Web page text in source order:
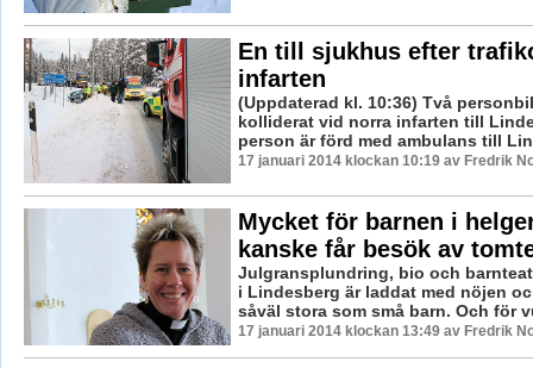
En till sjukhus efter
infarten
(Uppdaterad kl. 10:36) Två
kolliderat vid norra infarten till
person är förd med ambulans till
17 januari 2014 klockan 10:19 av Fredrik
Mycket för barnen i
kanske får besök av
Julgransplundring, bio och
i Lindesberg är laddat med nöjen
såväl stora som små barn. Och för
17 januari 2014 klockan 13:49 av Fredrik